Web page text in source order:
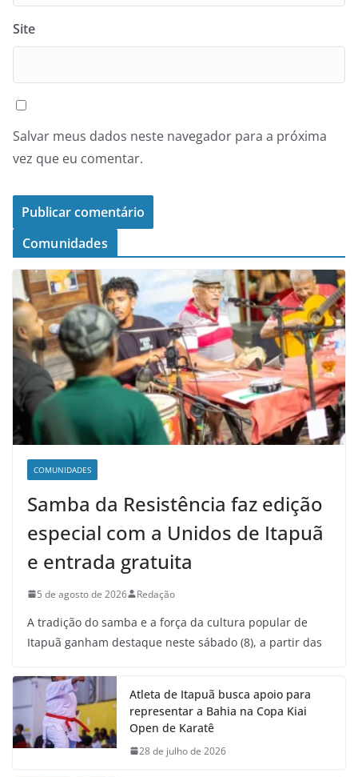
Site
Salvar meus dados neste navegador para a próxima
vez que eu comentar.
Comunidades
COMUNIDADES
Samba da Resistência faz edição
especial com a Unidos de Itapuã
e entrada gratuita
5 de agosto de 2026 Redação
A tradição do samba e a força da cultura popular de
Itapuã ganham destaque neste sábado (8), a partir das
Atleta de Itapuã busca apoio para
representar a Bahia na Copa Kiai
Open de Karatê
28 de julho de 2026